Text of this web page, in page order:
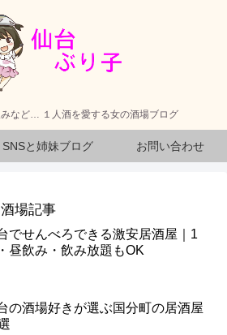
など… １人酒を愛する女の酒場ブログ
SNSと姉妹ブログ お問い合わせ
場記事
でせんべろできる激安居酒屋｜1
昼飲み・飲み放題もOK
の酒場好きが選ぶ国分町の居酒屋